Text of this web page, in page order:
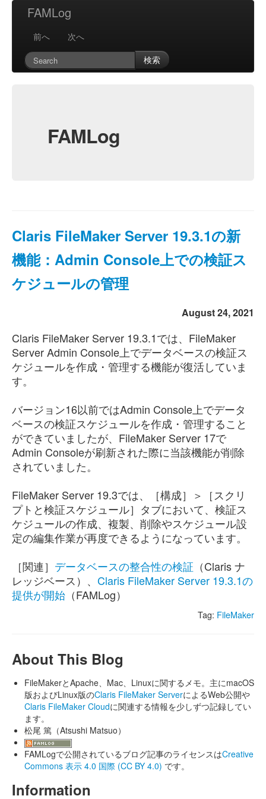
FAMLog
前へ
次へ
検索
FAMLog
Claris FileMaker Server 19.3.1の新
機能：Admin Console上での検証ス
ケジュールの管理
August 24, 2021
Claris FileMaker Server 19.3.1では、FileMaker
Server Admin Console上でデータベースの検証ス
ケジュールを作成・管理する機能が復活していま
す。
バージョン16以前ではAdmin Console上でデータ
ベースの検証スケジュールを作成・管理すること
ができていましたが、FileMaker Server 17で
Admin Consoleが刷新された際に当該機能が削除
されていました。
FileMaker Server 19.3では、［構成］＞［スクリ
プトと検証スケジュール］タブにおいて、検証ス
ケジュールの作成、複製、削除やスケジュール設
定の編集作業が再度できるようになっています。
［関連］ データベースの整合性の検証 （Claris ナ
レッジベース）、 Claris FileMaker Server 19.3.1の
提供が開始 （FAMLog）
Tag: FileMaker
About This Blog
FileMakerとApache、Mac、Linuxに関するメモ。主にmacOS
版およびLinux版のClaris FileMaker ServerによるWeb公開や
Claris FileMaker Cloudに関連する情報を少しずつ記録してい
ます。
松尾 篤（Atsushi Matsuo）
FAMLogで公開されているブログ記事のライセンスはCreative
Commons 表示 4.0 国際 (CC BY 4.0) です。
Information